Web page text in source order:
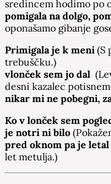
sredincem hodimo po
pomigala na dolgo,
oponašamo gibanje
Primigala je k meni (S
trebuščku.)
vlonček sem jo dal
desni kazalec
nikar mi ne pobegni,
Ko v lonček sem
je notri ni bilo
pred oknom pa je
let metulja.)